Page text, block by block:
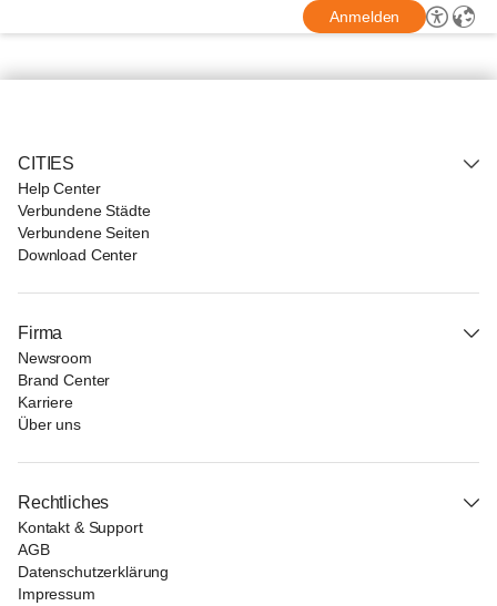
Anmelden
CITIES
Help Center
Verbundene Städte
Verbundene Seiten
Download Center
Firma
Newsroom
Brand Center
Karriere
Über uns
Rechtliches
Kontakt & Support
AGB
Datenschutzerklärung
Impressum